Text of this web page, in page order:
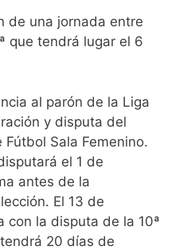
de una jornada entre
que tendrá lugar el 6
al parón de la Liga
y disputa del
Sala Femenino.
el 1 de
antes de la
El 13 de
con la disputa de la 10ª
20 días de